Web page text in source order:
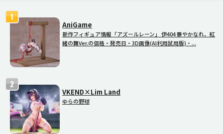
AniGame
新作フィギュア情報「アズールレーン」 伊404 華やかなれ、紅
緒の舞Ver.の価格・発売日・3D画像(AI利用試用版)・...
VKEND×Lim Land
ゆらの野球